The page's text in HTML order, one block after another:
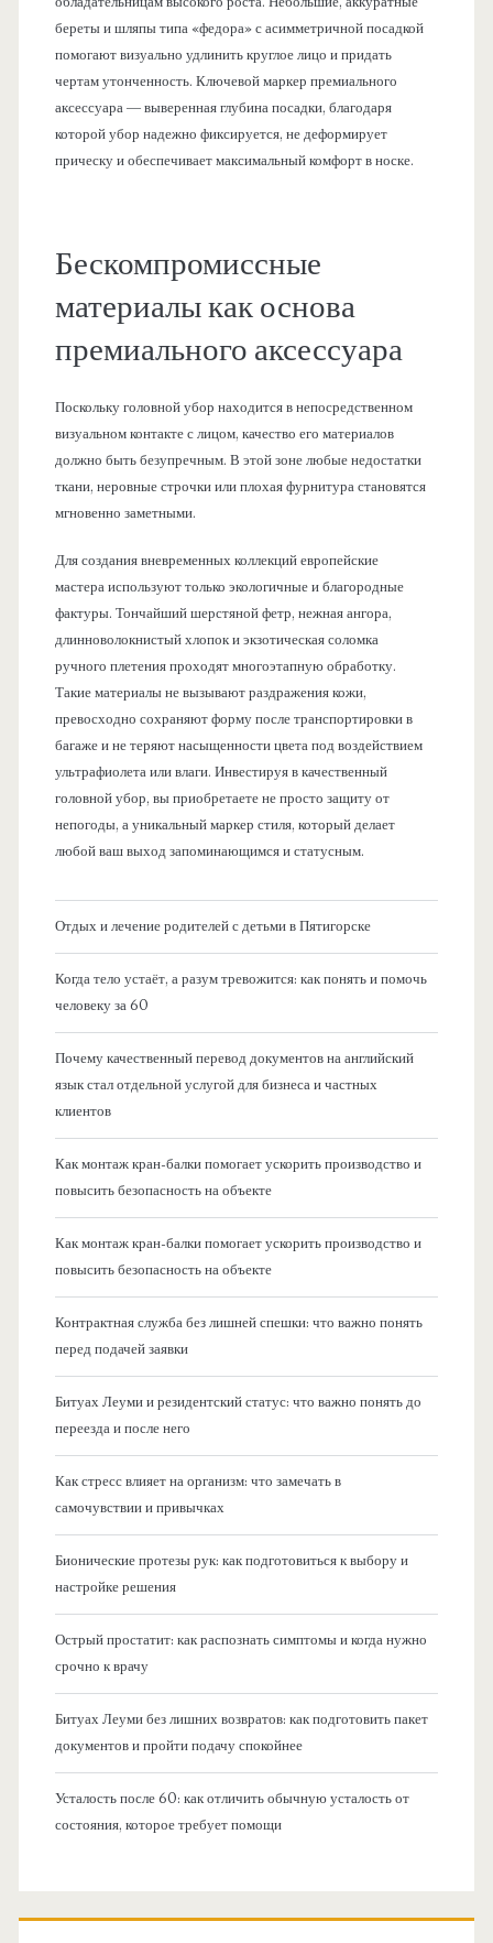
береты и шляпы типа «федора» с асимметричной посадкой
помогают визуально удлинить круглое лицо и придать
чертам утонченность. Ключевой маркер премиального
аксессуара — выверенная глубина посадки, благодаря
которой убор надежно фиксируется, не деформирует
прическу и обеспечивает максимальный комфорт в носке.
Бескомпромиссные
материалы как основа
премиального аксессуара
Поскольку головной убор находится в непосредственном
визуальном контакте с лицом, качество его материалов
должно быть безупречным. В этой зоне любые недостатки
ткани, неровные строчки или плохая фурнитура становятся
мгновенно заметными.
Для создания вневременных коллекций европейские
мастера используют только экологичные и благородные
фактуры. Тончайший шерстяной фетр, нежная ангора,
длинноволокнистый хлопок и экзотическая соломка
ручного плетения проходят многоэтапную обработку.
Такие материалы не вызывают раздражения кожи,
превосходно сохраняют форму после транспортировки в
багаже и не теряют насыщенности цвета под воздействием
ультрафиолета или влаги. Инвестируя в качественный
головной убор, вы приобретаете не просто защиту от
непогоды, а уникальный маркер стиля, который делает
любой ваш выход запоминающимся и статусным.
Отдых и лечение родителей с детьми в Пятигорске
Когда тело устаёт, а разум тревожится: как понять и помочь
человеку за 60
Почему качественный перевод документов на английский
язык стал отдельной услугой для бизнеса и частных
клиентов
Как монтаж кран-балки помогает ускорить производство и
повысить безопасность на объекте
Как монтаж кран-балки помогает ускорить производство и
повысить безопасность на объекте
Контрактная служба без лишней спешки: что важно понять
перед подачей заявки
Битуах Леуми и резидентский статус: что важно понять до
переезда и после него
Как стресс влияет на организм: что замечать в
самочувствии и привычках
Бионические протезы рук: как подготовиться к выбору и
настройке решения
Острый простатит: как распознать симптомы и когда нужно
срочно к врачу
Битуах Леуми без лишних возвратов: как подготовить пакет
документов и пройти подачу спокойнее
Усталость после 60: как отличить обычную усталость от
состояния, которое требует помощи